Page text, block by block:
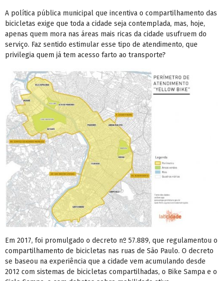
A política pública municipal que incentiva o compartilhamento das
bicicletas exige que toda a cidade seja contemplada, mas, hoje,
apenas quem mora nas áreas mais ricas da cidade usufruem do
serviço. Faz sentido estimular esse tipo de atendimento, que
privilegia quem já tem acesso farto ao transporte?
Em 2017, foi promulgado o decreto nº 57.889, que regulamentou o
compartilhamento de bicicletas nas ruas de São Paulo. O decreto
se baseou na experiência que a cidade vem acumulando desde
2012 com sistemas de bicicletas compartilhadas, o Bike Sampa e o